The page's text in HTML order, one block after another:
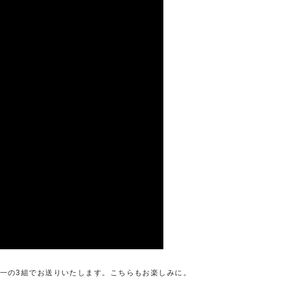
の3組でお送りいたします。こちらもお楽しみに。